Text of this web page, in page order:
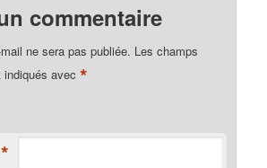
commentaire
ne sera pas publiée. Les champs
indiqués avec*
*